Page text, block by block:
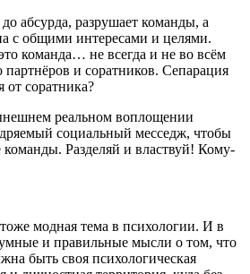
абсурда, разрушает команды, а
с общими интересами и целями.
команда… не всегда и не во всём
и соратников. Сепарация
от соратника?
реальном воплощении
социальный месседж, чтобы
команды. Разделяй и властвуй! Кому-
модная тема в психологии. И в
и правильные мысли о том, что
быть своя психологическая